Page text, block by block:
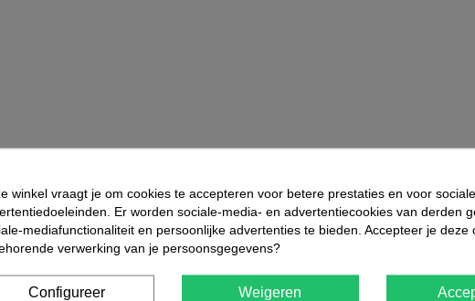
winkel vraagt je om cookies te accepteren voor betere prestaties en voor
Er worden sociale-media- en advertentiecookies van derden
mediafunctionaliteit en persoonlijke advertenties te bieden. Accepteer je deze
verwerking van je persoonsgegevens?
Configureer Weigeren